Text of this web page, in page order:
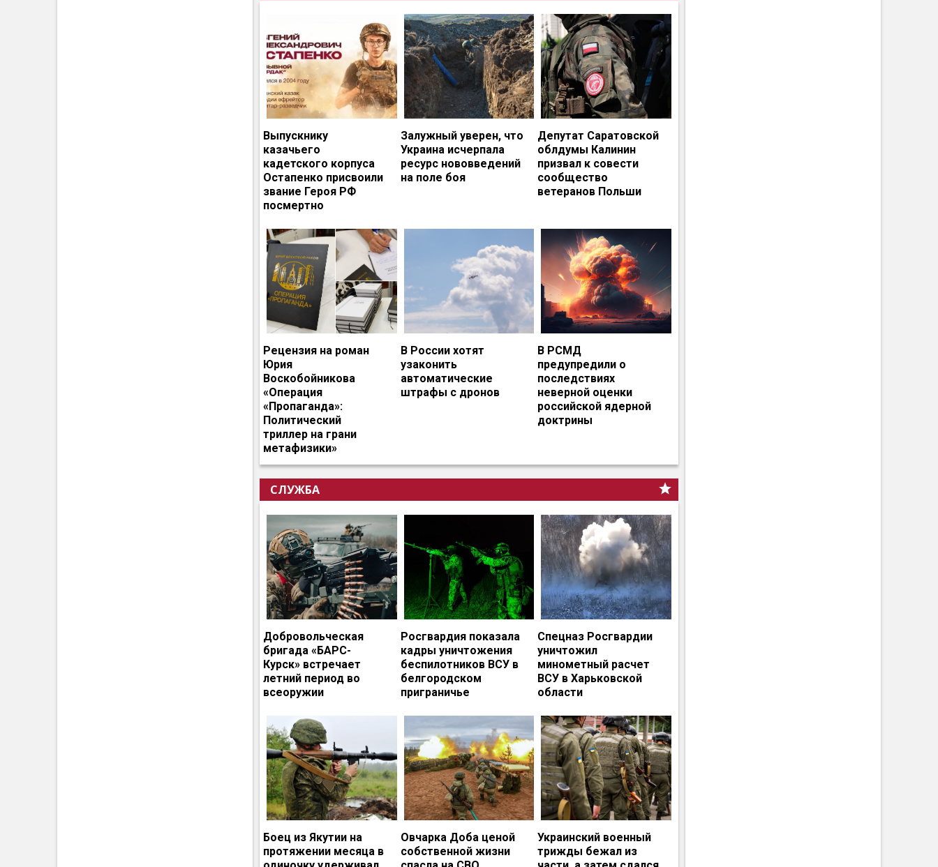
Выпускнику
казачьего
кадетского корпуса
Остапенко присвоили
звание Героя РФ
посмертно
Залужный уверен, что
Украина исчерпала
ресурс нововведений
на поле боя
Депутат Саратовской
облдумы Калинин
призвал к совести
сообщество
ветеранов Польши
Рецензия на роман
Юрия
Воскобойникова
«Операция
«Пропаганда»:
Политический
триллер на грани
метафизики»
В России хотят
узаконить
автоматические
штрафы с дронов
В РСМД
предупредили о
последствиях
неверной оценки
российской ядерной
доктрины
СЛУЖБА
Добровольческая
бригада «БАРС-
Курск» встречает
летний период во
всеоружии
Росгвардия показала
кадры уничтожения
беспилотников ВСУ в
белгородском
приграничье
Спецназ Росгвардии
уничтожил
минометный расчет
ВСУ в Харьковской
области
Боец из Якутии на
протяжении месяца в
Овчарка Доба ценой
собственной жизни
Украинский военный
трижды бежал из